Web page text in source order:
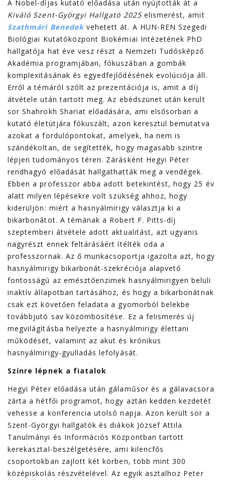
A Nobel-díjas kutató előadása után nyújtották át a
Kiváló Szent-Györgyi Hallgató 2025elismerést, amit
Szathmári Benedekvehetett át. A HUN-REN Szegedi
Biológiai Kutatóközpont Biokémiai Intézetének PhD
hallgatója hat éve vesz részt a Nemzeti Tudósképző
Akadémia programjában, fókuszában a gombák
komplexitásának és egyedfejlődésének evolúciója áll.
Erről a témáról szólt az prezentációja is, amit a díj
átvétele után tartott meg. Az ebédszünet után került
sor Shahrokh Shariat előadására, ami elsősorban a
kutató életútjára fókuszált, azon keresztül bemutatva
azokat a fordulópontokat, amelyek, ha nem is
szándékoltan, de segítették, hogy magasabb szintre
lépjen tudományos téren. Zárásként Hegyi Péter
rendhagyó előadását hallgathatták meg a vendégek.
Ebben a professzor abba adott betekintést, hogy 25 év
alatt milyen lépésekre volt szükség ahhoz, hogy
kiderüljön: miért a hasnyálmirigy választja ki a
bikarbonátot. A témának a Robert F. Pitts-díj
szeptemberi átvétele adott aktualitást, azt ugyanis
nagyrészt ennek feltárásáért ítélték oda a
professzornak. Az ő munkacsoportja igazolta azt, hogy
hasnyálmirigy bikarbonát-szekréciója alapvető
fontosságú az emésztőenzimek hasnyálmirigyen belüli
inaktív állapotban tartásához, és hogy a bikarbonátnak
csak ezt követően feladata a gyomorból belekbe
továbbjutó sav közömbösítése. Ez a felismerés új
megvilágításba helyezte a hasnyálmirigy élettani
működését, valamint az akut és krónikus
hasnyálmirigy-gyulladás lefolyását.
Színre lépnek a fiatalok
Hegyi Péter előadása után gálaműsor és a gálavacsora
zárta a hétfői programot, hogy aztán kedden kezdetét
vehesse a konferencia utolsó napja. Azon került sor a
Szent-Györgyi hallgatók és diákok József Attila
Tanulmányi és Információs Központban tartott
kerekasztal-beszélgetésére, ami kilencfős
csoportokban zajlott két körben, több mint 300
középiskolás részvételével. Az egyik asztalhoz Peter